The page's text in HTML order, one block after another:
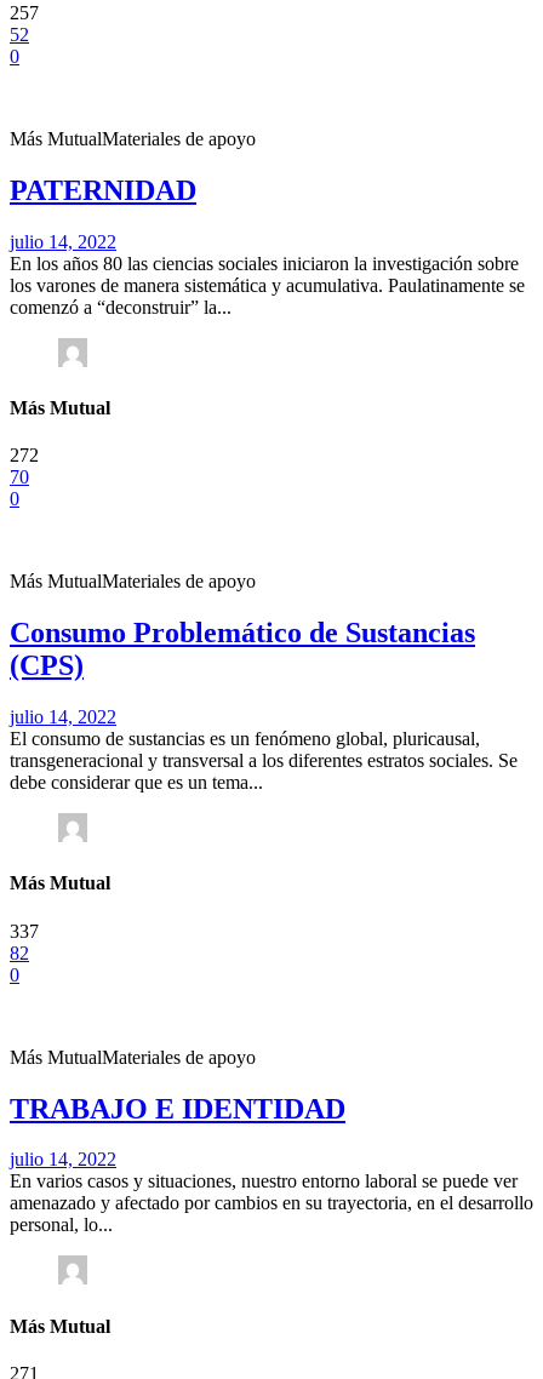
257
52
0
Más MutualMateriales de apoyo
PATERNIDAD
julio 14, 2022
En los años 80 las ciencias sociales iniciaron la investigación sobre
los varones de manera sistemática y acumulativa. Paulatinamente se
comenzó a “deconstruir” la...
Más Mutual
272
70
0
Más MutualMateriales de apoyo
Consumo Problemático de Sustancias
(CPS)
julio 14, 2022
El consumo de sustancias es un fenómeno global, pluricausal,
transgeneracional y transversal a los diferentes estratos sociales. Se
debe considerar que es un tema...
Más Mutual
337
82
0
Más MutualMateriales de apoyo
TRABAJO E IDENTIDAD
julio 14, 2022
En varios casos y situaciones, nuestro entorno laboral se puede ver
amenazado y afectado por cambios en su trayectoria, en el desarrollo
personal, lo...
Más Mutual
271